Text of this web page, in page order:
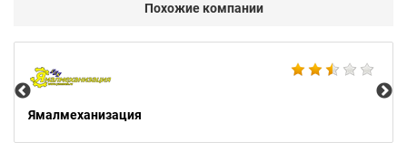
Похожие компании
Ямалмеханизация